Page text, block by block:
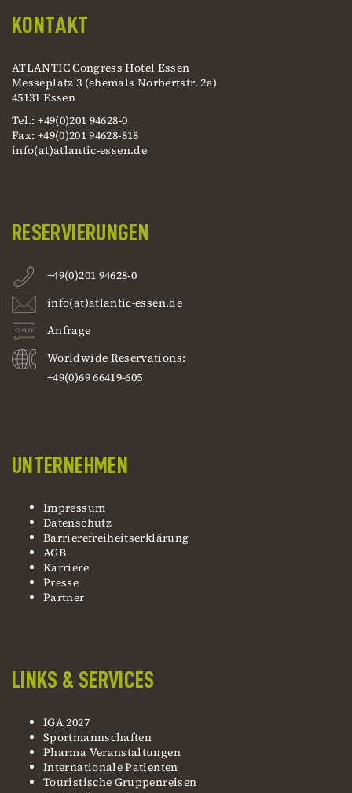
KONTAKT
ATLANTIC Congress Hotel Essen
Messeplatz 3 (ehemals Norbertstr. 2a)
45131 Essen
Tel.: +49(0)201 94628-0
Fax: +49(0)201 94628-818
info(at)atlantic-essen.de
RESERVIERUNGEN
+49(0)201 94628-0
info(at)atlantic-essen.de
Anfrage
Worldwide Reservations:
+49(0)69 66419-605
UNTERNEHMEN
Impressum
Datenschutz
Barrierefreiheitserklärung
AGB
Karriere
Presse
Partner
LINKS & SERVICES
IGA 2027
Sportmannschaften
Pharma Veranstaltungen
Internationale Patienten
Touristische Gruppenreisen